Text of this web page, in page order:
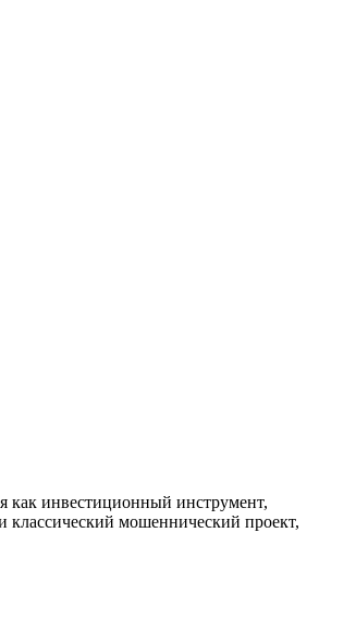
как инвестиционный инструмент,
классический мошеннический проект,